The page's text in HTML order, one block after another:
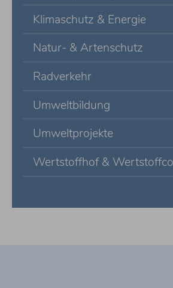
Klimaschutz & Energie
Natur- & Artenschutz
Radverkehr
Umweltbildung
Umweltprojekte
Wertstoffhof &